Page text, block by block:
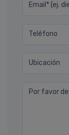
Email* (ej.
Teléfono
Ubicación
Por favor